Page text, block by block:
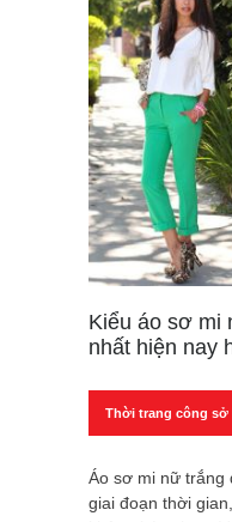
Kiểu áo sơ mi
nhất hiện nay
Thời trang công sở
Áo sơ mi nữ trắng
giai đoạn thời